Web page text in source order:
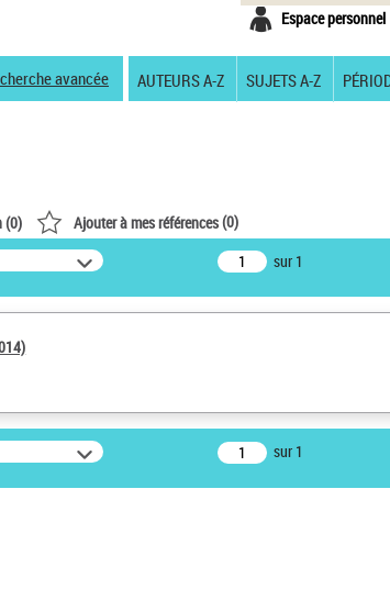
Espace personnel
avancée AUTEURS A-Z SUJETS A-Z
(0) Ajouter à mes références(0)
sur 1
sur 1